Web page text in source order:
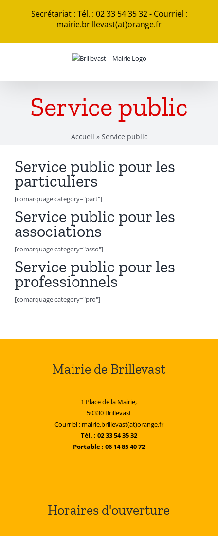
Secrétariat : Tél. : 02 33 54 35 32 - Courriel :
mairie.brillevast(at)orange.fr
Service public
Accueil » Service public
Service public pour les
particuliers
[comarquage category="part"]
Service public pour les
associations
[comarquage category="asso"]
Service public pour les
professionnels
[comarquage category="pro"]
Mairie de Brillevast
1 Place de la Mairie,
50330 Brillevast
Courriel : mairie.brillevast(at)orange.fr
Tél. : 02 33 54 35 32
Portable : 06 14 85 40 72
Horaires d'ouverture